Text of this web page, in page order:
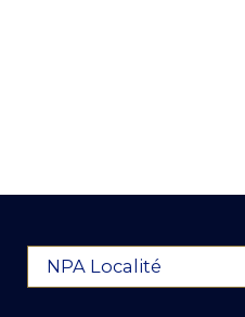
NPA Localité